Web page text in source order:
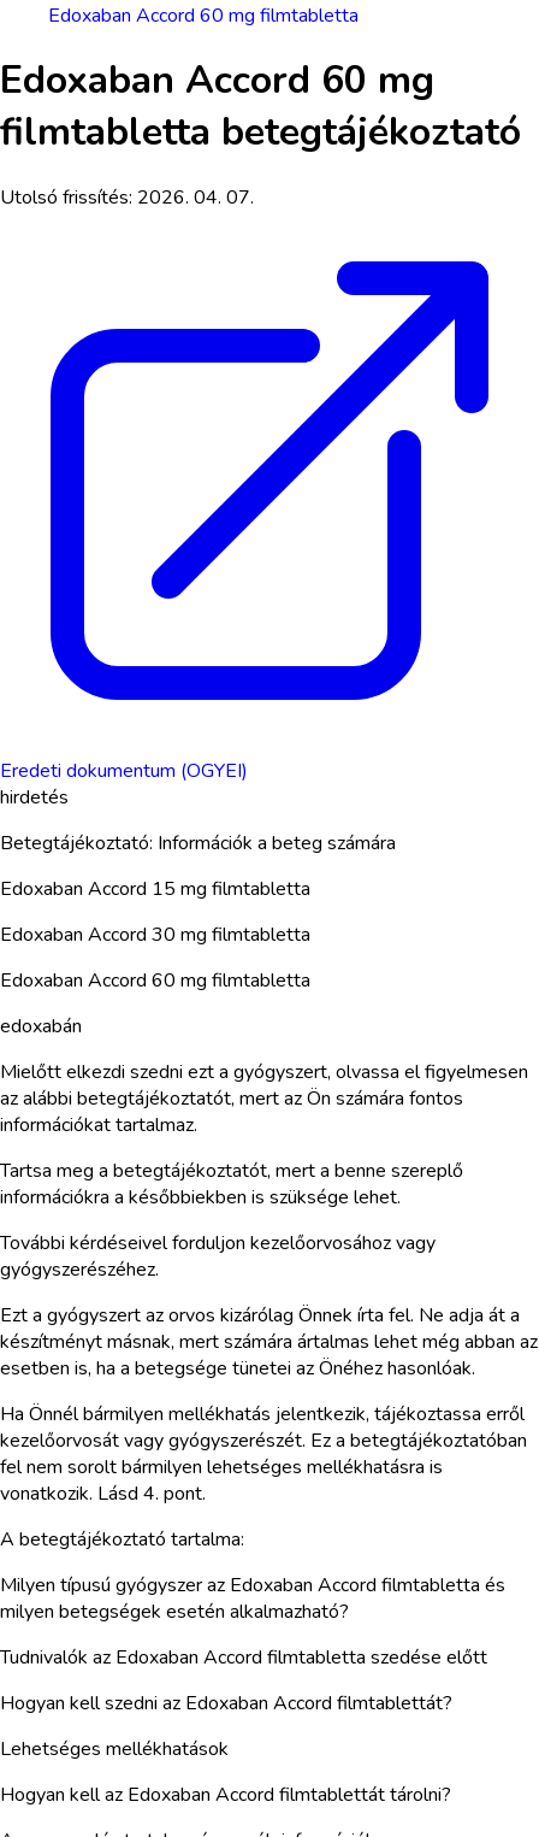
Edoxaban Accord 60 mg filmtabletta
Edoxaban Accord 60 mg
filmtabletta betegtájékoztató
Utolsó frissítés: 2026. 04. 07.
Eredeti dokumentum (OGYEI)
hirdetés
Betegtájékoztató: Információk a beteg számára
Edoxaban Accord 15 mg filmtabletta
Edoxaban Accord 30 mg filmtabletta
Edoxaban Accord 60 mg filmtabletta
edoxabán
Mielőtt elkezdi szedni ezt a gyógyszert, olvassa el figyelmesen
az alábbi betegtájékoztatót, mert az Ön számára fontos
információkat tartalmaz.
Tartsa meg a betegtájékoztatót, mert a benne szereplő
információkra a későbbiekben is szüksége lehet.
További kérdéseivel forduljon kezelőorvosához vagy
gyógyszerészéhez.
Ezt a gyógyszert az orvos kizárólag Önnek írta fel. Ne adja át a
készítményt másnak, mert számára ártalmas lehet még abban az
esetben is, ha a betegsége tünetei az Önéhez hasonlóak.
Ha Önnél bármilyen mellékhatás jelentkezik, tájékoztassa erről
kezelőorvosát vagy gyógyszerészét. Ez a betegtájékoztatóban
fel nem sorolt bármilyen lehetséges mellékhatásra is
vonatkozik. Lásd 4. pont.
A betegtájékoztató tartalma:
Milyen típusú gyógyszer az Edoxaban Accord filmtabletta és
milyen betegségek esetén alkalmazható?
Tudnivalók az Edoxaban Accord filmtabletta szedése előtt
Hogyan kell szedni az Edoxaban Accord filmtablettát?
Lehetséges mellékhatások
Hogyan kell az Edoxaban Accord filmtablettát tárolni?